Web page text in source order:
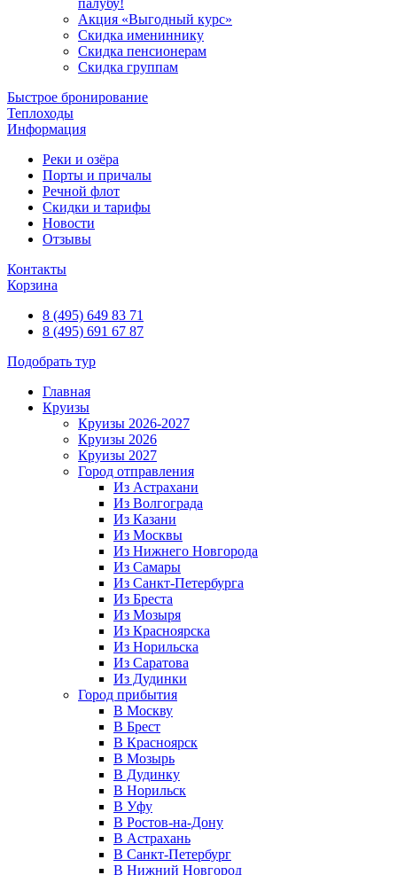
палубу!
Акция «Выгодный курс»
Скидка имениннику
Скидка пенсионерам
Скидка группам
Быстрое бронирование
Теплоходы
Информация
Реки и озёра
Порты и причалы
Речной флот
Скидки и тарифы
Новости
Отзывы
Контакты
Корзина
8 (495) 649 83 71
8 (495) 691 67 87
Подобрать тур
Главная
Круизы
Круизы 2026-2027
Круизы 2026
Круизы 2027
Город отправления
Из Астрахани
Из Волгограда
Из Казани
Из Москвы
Из Нижнего Новгорода
Из Самары
Из Санкт-Петербурга
Из Бреста
Из Мозыря
Из Красноярска
Из Норильска
Из Саратова
Из Дудинки
Город прибытия
В Москву
В Брест
В Красноярск
В Мозырь
В Дудинку
В Норильск
В Уфу
В Ростов-на-Дону
В Астрахань
В Санкт-Петербург
В Нижний Новгород